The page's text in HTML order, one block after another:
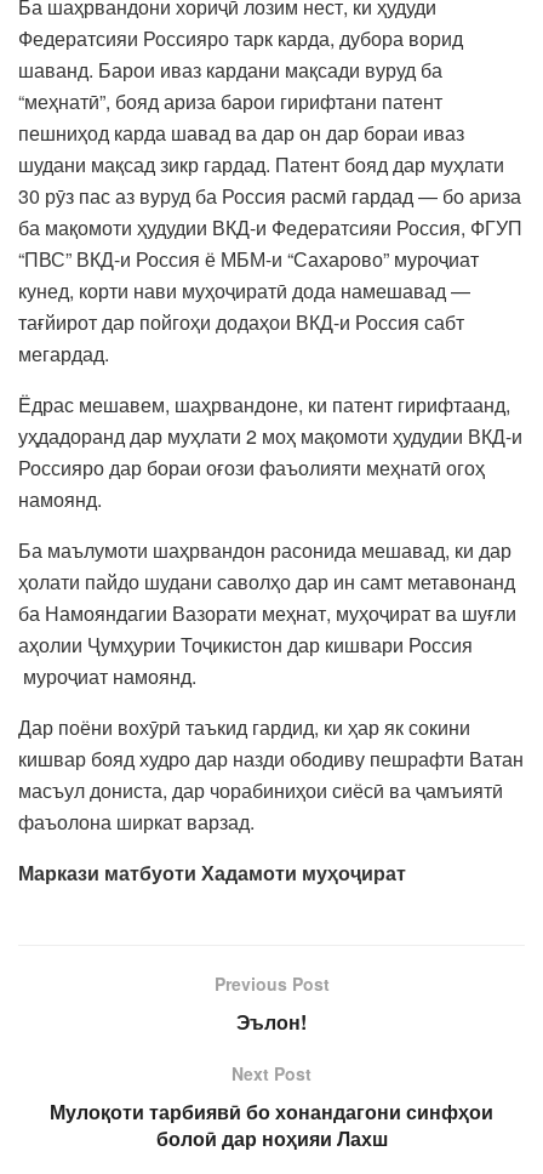
Ба шаҳрвандони хориҷӣ лозим нест, ки ҳудуди
Федератсияи Россияро тарк карда, дубора ворид
шаванд. Барои иваз кардани мақсади вуруд ба
“меҳнатӣ”, бояд ариза барои гирифтани патент
пешниҳод карда шавад ва дар он дар бораи иваз
шудани мақсад зикр гардад. Патент бояд дар муҳлати
30 рӯз пас аз вуруд ба Россия расмӣ гардад — бо ариза
ба мақомоти ҳудудии ВКД-и Федератсияи Россия, ФГУП
“ПВС” ВКД-и Россия ё МБМ-и “Сахарово” муроҷиат
кунед, корти нави муҳоҷиратӣ дода намешавад —
тағйирот дар пойгоҳи додаҳои ВКД-и Россия сабт
мегардад.
Ёдрас мешавем, шаҳрвандоне, ки патент гирифтаанд,
уҳдадоранд дар муҳлати 2 моҳ мақомоти ҳудудии ВКД-и
Россияро дар бораи оғози фаъолияти меҳнатӣ огоҳ
намоянд.
Ба маълумоти шаҳрвандон расонида мешавад, ки дар
ҳолати пайдо шудани саволҳо дар ин самт метавонанд
ба Намояндагии Вазорати меҳнат, муҳоҷират ва шуғли
аҳолии Ҷумҳурии Тоҷикистон дар кишвари Россия
муроҷиат намоянд.
Дар поёни вохӯрӣ таъкид гардид, ки ҳар як сокини
кишвар бояд худро дар назди ободиву пешрафти Ватан
масъул дониста, дар чорабиниҳои сиёсӣ ва ҷамъиятӣ
фаъолона ширкат варзад.
Маркази матбуоти Хадамоти муҳоҷират
Previous Post
Эълон!
Next Post
Мулоқоти тарбиявӣ бо хонандагони синфҳои
болоӣ дар ноҳияи Лахш